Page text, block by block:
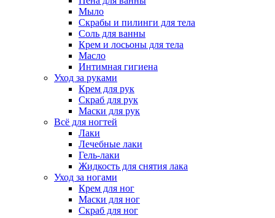
Мыло
Скрабы и пилинги для тела
Соль для ванны
Крем и лосьоны для тела
Масло
Интимная гигиена
Уход за руками
Крем для рук
Скраб для рук
Маски для рук
Всё для ногтей
Лаки
Лечебные лаки
Гель-лаки
Жидкость для снятия лака
Уход за ногами
Крем для ног
Маски для ног
Скраб для ног